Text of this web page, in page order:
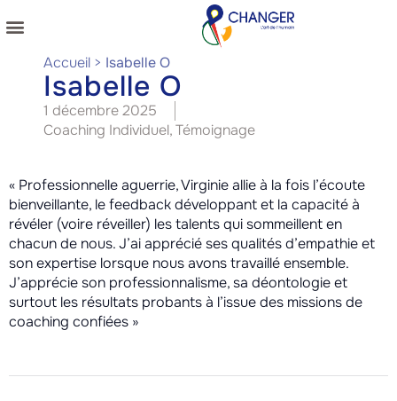
Accueil > Isabelle O
Isabelle O
1 décembre 2025
Coaching Individuel,Témoignage
« Professionnelle aguerrie, Virginie allie à la fois l’écoute
bienveillante, le feedback développant et la capacité à
révéler (voire réveiller) les talents qui sommeillent en
chacun de nous. J’ai apprécié ses qualités d’empathie et
son expertise lorsque nous avons travaillé ensemble.
J’apprécie son professionnalisme, sa déontologie et
surtout les résultats probants à l’issue des missions de
coaching confiées »